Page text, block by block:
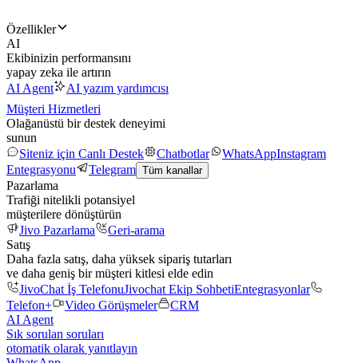
Özellikler
AI
Ekibinizin performansını
yapay zeka ile artırın
AI Agent
AI yazım yardımcısı
Müşteri Hizmetleri
Olağanüstü bir destek deneyimi
sunun
Siteniz için Canlı Destek
Chatbotlar WhatsAppInstagram
Entegrasyonu
Telegram Tüm kanallar
Pazarlama
Trafiği nitelikli potansiyel
müşterilere dönüştürün
Jivo Pazarlama
Geri-arama
Satış
Daha fazla satış, daha yüksek sipariş tutarları
ve daha geniş bir müşteri kitlesi elde edin
JivoChat İş TelefonuJivochat Ekip SohbetiEntegrasyonlar
Telefon+
Video Görüşmeler
CRM
AI Agent
Sık sorulan soruları
otomatik olarak yanıtlayın